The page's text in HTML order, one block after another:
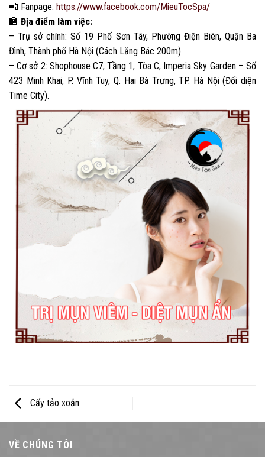
📲 Fanpage: https://www.facebook.com/MieuTocSpa/
🏣 Địa điểm làm việc:
– Trụ sở chính: Số 19 Phố Sơn Tây, Phường Điện Biên, Quận Ba
Đình, Thành phố Hà Nội (Cách Lăng Bác 200m)
– Cơ sở 2: Shophouse C7, Tầng 1, Tòa C, Imperia Sky Garden – Số
423 Minh Khai, P. Vĩnh Tuy, Q. Hai Bà Trưng, TP. Hà Nội (Đối diện
Time City).
Cấy tảo xoắn
VỀ CHÚNG TÔI